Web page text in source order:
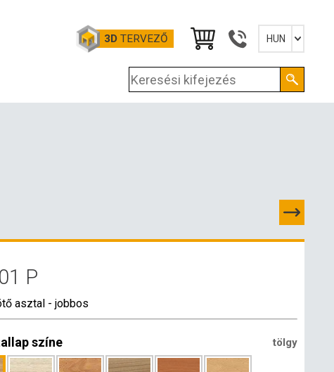
3D TERVEZŐ HUN
English
P
asztal - jobbos
színe tölgy